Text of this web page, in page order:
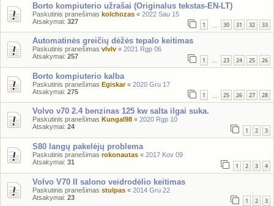
Borto kompiuterio užrašai (Originalus tekstas-EN-LT)
Paskutinis pranešimas kolchozas « 2022 Sau 15
Atsakymai: 327 1 30 31 32 33
Automatinės greičių dėžės tepalo keitimas
Paskutinis pranešimas vlvlv « 2021 Rgp 06
Atsakymai: 257 1 … 23 24 25 26
Borto kompiuterio kalba
Paskutinis pranešimas Egiskar« 2020 Gru 17
Atsakymai: 275 1 25 26 27 28
Volvo v70 2.4 benzinas 125 kw salta ilgai suka.
Paskutinis pranešimas Kungal98 « 2020 Rgp 10
Atsakymai: 24 1 2 3
S80 langų pakelėjų problema
Paskutinis pranešimas rokonautas « 2017 Kov 09
Atsakymai: 31 1 2 3 4
Volvo V70 II salono veidrodėlio keitimas
Paskutinis pranešimas stulpas « 2014 Gru 22
Atsakymai: 23 1 2 3